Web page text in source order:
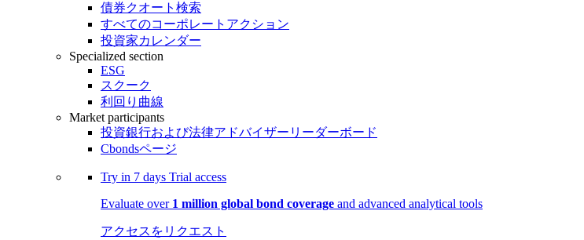
債券クオート検索
すべてのコーポレートアクション
投資家カレンダー
Specialized section
ESG
スクーク
利回り曲線
Market participants
投資銀行および法律アドバイザーリーダーボード
Cbondsページ
Try in 7 days Trial access
Evaluate over 1 million global bond coverage and advanced analytical tools
アクセスをリクエスト